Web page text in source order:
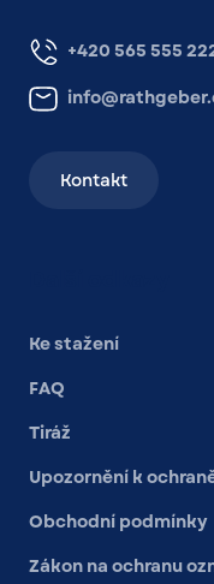
+420 565 555
Kontakt
Ke stažení
FAQ
Tiráž
Upozornění k
Obchodní podmínky
Zákon na ochranu